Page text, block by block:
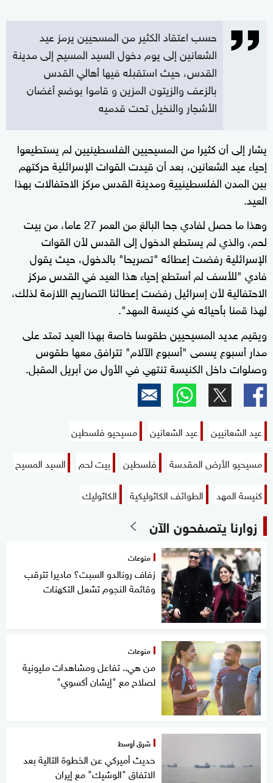
حسب اعتقاد الكثير من المسحيين يرمز عيد
الشعانين إلى يوم دخول السيد المسيح إلى مدينة
القدس، حيث استقبله فيها أهالي القدس
بالزعف والزيتون المزين و قاموا بوضع أغضان
الأشجار والنخيل تحت قدميه
يشار إلى أن كثيرا من المسيحيين الفلسطينيين لم يستطيعوا
إحياء عيد الشعانين، بعد أن قيدت القوات الإسرائلية حركتهم
بين المدن الفلسطينيية ومدينة القدس مركز الاحتفالات بهذا
العيد.
وهذا ما حصل لفادي جحا البالغ من العمر 27 عاما، من بيت
لحم، والذي لم يستطع الدخول إلى القدس لأن القوات
الإسرائلية رفضت إعطائه "تصريحا" بالدخول، حيث يقول
فادي "للأسف لم أستطع إحياء هذا العيد في القدس مركز
الاحتفالية لأن إسرائيل رفضت إعطائنا التصاريح اللازمة لذلك،
لهذا قمنا بأحيائه في كنيسة المهد".
ويقيم عديد المسيحيين طقوسا خاصة بهذا العيد تمتد على
مدار أسبوع يسمى "أسبوع الآلام" تترافق معها طقوس
وصلوات داخل الكنيسة تنتهي في الأول من أبريل المقبل.
عيد الشعانيين عيد الشعانين
مسيحيو فلسطين
مسيحيو الأرض المقدسة
فلسطين بيت لحم
السيد المسيح
كنيسة المهد
الطوائف الكاثوليكية الكاثوليك
زوارنا يتصفحون الآن
منوعات
زفاف رونالدو السبت؟ ماديرا تترقب
وقائمة النجوم تشعل التكهنات
منوعات
من هي.. تفاعل ومشاهدات مليونية
لصلاح مع "إيشان أكسوي"
شرق أوسط
حديث أميركي عن الخطوة التالية بعد
الاتفاق "الوشيك" مع إيران